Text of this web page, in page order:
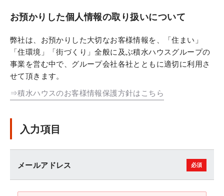
お預かりした個人情報の取り扱いについて
弊社は、お預かりした大切なお客様情報を、「住まい」
「住環境」「街づくり」全般に及ぶ積水ハウスグループの
事業を営む中で、グループ会社各社とともに適切に利用さ
せて頂きます。
⇒積水ハウスのお客様情報保護方針はこちら
入力項目
メールアドレス